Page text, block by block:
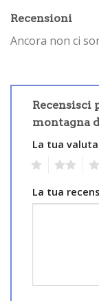
Recensioni
Ancora non ci
Recensisci
montagna
La tua
La tua